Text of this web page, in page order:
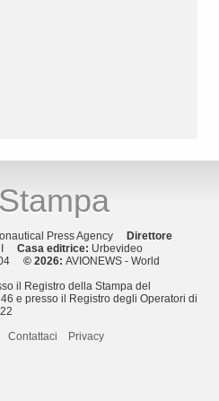
Press Agency
Direttore
Casa editrice: Urbevideo
© 2026: AVIONEWS - World
il Registro della Stampa del
e presso il Registro degli Operatori di
Contattaci
Privacy